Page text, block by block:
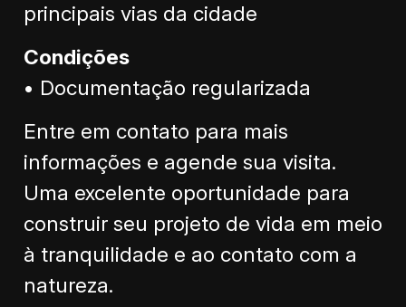
principais vias da cidade
Condições
• Documentação regularizada
Entre em contato para mais
informações e agende sua visita.
Uma excelente oportunidade para
construir seu projeto de vida em meio
à tranquilidade e ao contato com a
natureza.